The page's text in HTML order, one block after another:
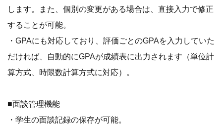
します。また、個別の変更がある場合は、直接入力で修正
することが可能。
・GPAにも対応しており、評価ごとのGPAを入力していた
だければ、自動的にGPAが成績表に出力されます（単位計
算方式、時限数計算方式に対応）。
■面談管理機能
・学生の面談記録の保存が可能。